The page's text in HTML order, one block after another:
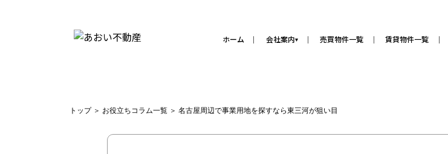
ホーム 会社案内▾ 売買物件一覧 賃貸物件一覧
トップ＞ お役立ちコラム一覧 ＞ 名古屋周辺で事業用地を探すなら東三河が狙い目